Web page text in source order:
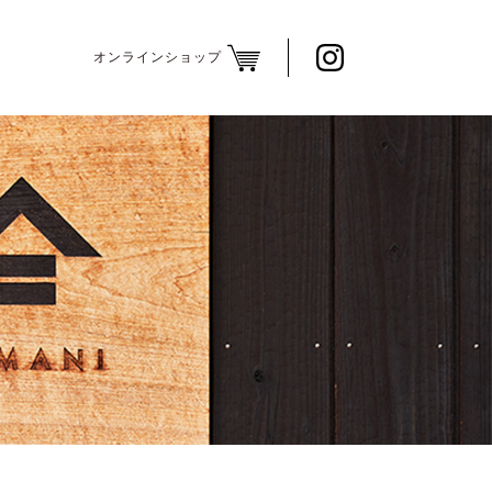
オンラインショップ